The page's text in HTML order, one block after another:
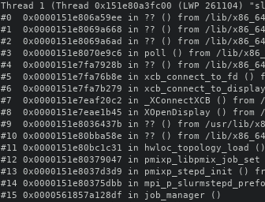
Thread 1 (Thread 0x151e80a3fc00 (LWP 261104)
#0  0x0000151e806a59ee in ?? () from /lib/
#1  0x0000151e8069a668 in ?? () from /lib/
#2  0x0000151e8069a6ad in ?? () from /lib/
#3  0x0000151e8070e9c6 in poll () from /lib/
#4  0x0000151e7fa7928b in ?? () from /lib/
#5  0x0000151e7fa76b8e in xcb_connect_to_fd
#6  0x0000151e7fa7b279 in
#7  0x0000151e7eaf20c2 in _XConnectXCB ()
#8  0x0000151e7eae1b45 in XOpenDisplay ()
#9  0x0000151e8036437b in ?? () from /usr/lib/
#10 0x0000151e80bba58e in ?? () from /lib/
#11 0x0000151e80bc1c31 in
#12 0x0000151e80379047 in
#13 0x0000151e8037d3d9 in pmixp_stepd_init ()
#14 0x0000151e80375dbb in
#15 0x0000561857a128df in job_manager ()